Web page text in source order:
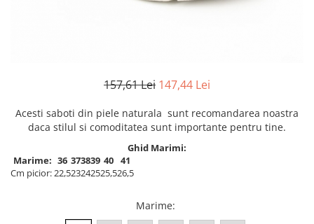
157,61 Lei 147,44 Lei
Acesti saboti din piele naturala sunt recomandarea noastra
daca stilul si comoditatea sunt importante pentru tine.
Ghid Marimi:
Marime: 36 373839 40 41
Cm picior:22,523242525,526,5
Marime: